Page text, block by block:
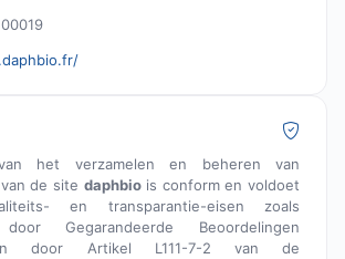
het verzamelen en beheren van
de site daphbiois conform en voldoet
en transparantie-eisen zoals
Gegarandeerde Beoordelingen
door Artikel L111-7-2 van de